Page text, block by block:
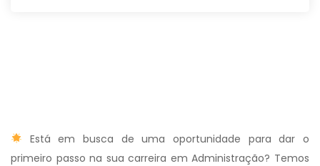
Está em busca de uma oportunidade para dar o
primeiro passo na sua carreira em Administração? Temos